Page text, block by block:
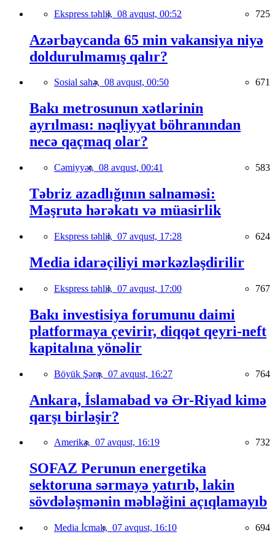
Ekspress təhlil, 08 avqust, 00:52 725
Azərbaycanda 65 min vakansiya niyə
doldurulmamış qalır?
Sosial sahə, 08 avqust, 00:50 671
Bakı metrosunun xətlərinin
ayrılması: nəqliyyat böhranından
necə qaçmaq olar?
Cəmiyyət, 08 avqust, 00:41 583
Təbriz azadlığının salnaməsi:
Məşrutə hərəkatı və müasirlik
Ekspress təhlil, 07 avqust, 17:28 624
Media idarəçiliyi mərkəzləşdirilir
Ekspress təhlil, 07 avqust, 17:00 767
Bakı investisiya forumunu daimi
platformaya çevirir, diqqət qeyri-neft
kapitalına yönəlir
Böyük Şərq, 07 avqust, 16:27 764
Ankara, İslamabad və Ər-Riyad kimə
qarşı birləşir?
Amerika, 07 avqust, 16:19 732
SOFAZ Perunun energetika
sektoruna sərmayə yatırıb, lakin
sövdələşmənin məbləğini açıqlamayıb
Media İcmalı, 07 avqust, 16:10 694